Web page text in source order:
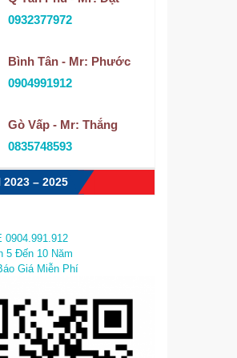
0932377972
Bình Tân - Mr: Phước
0904991912
Gò Vấp - Mr: Thắng
0835748593
2023 – 2025
0904.991.912
5 Đến 10 Năm
Giá Miễn Phí